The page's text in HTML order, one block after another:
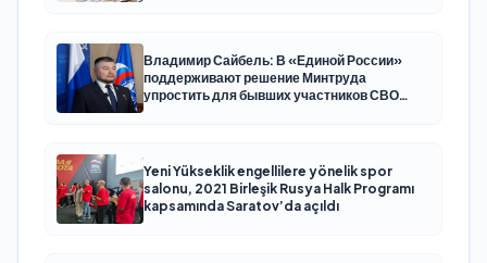
Владимир Сайбель: В «Единой России»
поддерживают решение Минтруда
упростить для бывших участников СВО
Yeni Yükseklik engellilere yönelik spor
salonu, 2021 Birleşik Rusya Halk Programı
kapsamında Saratov’da açıldı